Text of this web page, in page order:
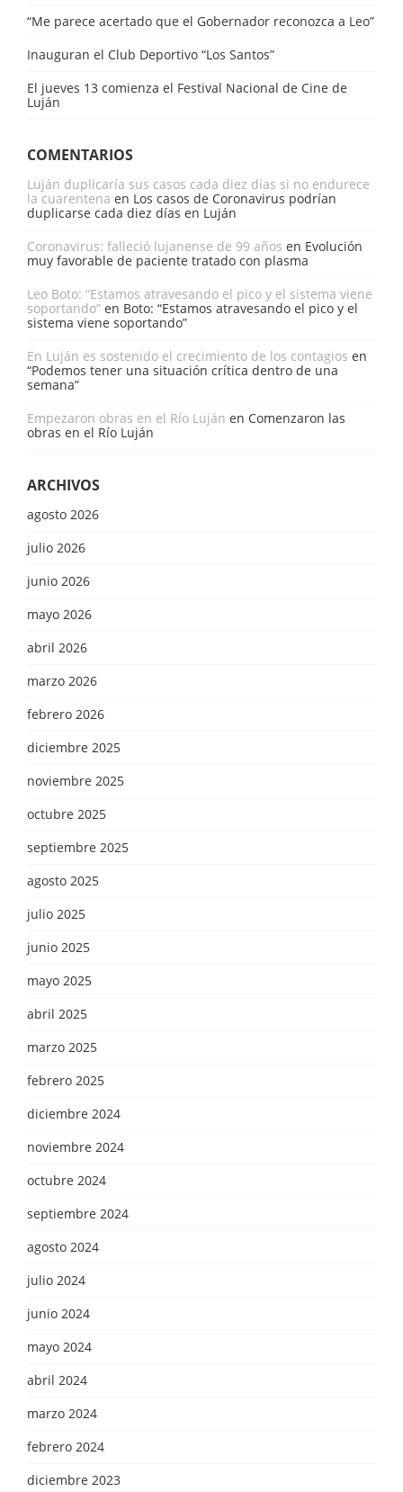
“Me parece acertado que el Gobernador reconozca a Leo”
Inauguran el Club Deportivo “Los Santos”
El jueves 13 comienza el Festival Nacional de Cine de
Luján
COMENTARIOS
Luján duplicaría sus casos cada diez días si no endurece
la cuarentena en Los casos de Coronavirus podrían
duplicarse cada diez días en Luján
Coronavirus: falleció lujanense de 99 años en Evolución
muy favorable de paciente tratado con plasma
Leo Boto: “Estamos atravesando el pico y el sistema viene
soportando” en Boto: “Estamos atravesando el pico y el
sistema viene soportando”
En Luján es sostenido el crecimiento de los contagios en
“Podemos tener una situación crítica dentro de una
semana”
Empezaron obras en el Río Luján en Comenzaron las
obras en el Río Luján
ARCHIVOS
agosto 2026
julio 2026
junio 2026
mayo 2026
abril 2026
marzo 2026
febrero 2026
diciembre 2025
noviembre 2025
octubre 2025
septiembre 2025
agosto 2025
julio 2025
junio 2025
mayo 2025
abril 2025
marzo 2025
febrero 2025
diciembre 2024
noviembre 2024
octubre 2024
septiembre 2024
agosto 2024
julio 2024
junio 2024
mayo 2024
abril 2024
marzo 2024
febrero 2024
diciembre 2023